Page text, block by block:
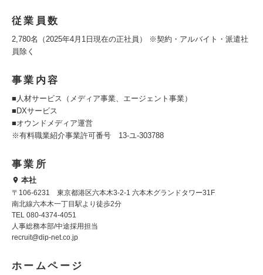
従業員数
2,780名（2025年4月1日現在の正社員） ※契約・アルバイト・派遣社
員除く
事業内容
■人材サービス（メディア事業、エージェント事業）
■DXサービス
■オウンドメディア運営
※有料職業紹介事業許可番号 13-ユ-303788
事業所
本社
〒106-6231 東京都港区六本木3-2-1 六本木グランドタワー31F
南北線六本木一丁目駅より徒歩2分
TEL 080-4374-4051
人事総務本部/中途採用担当
recruit@dip-net.co.jp
ホームページ